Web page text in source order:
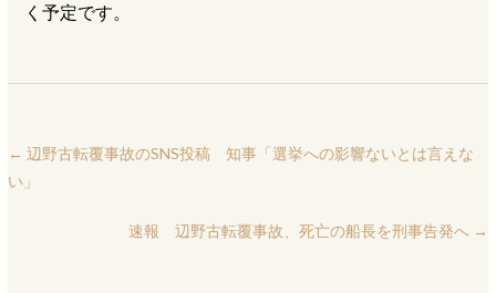
く予定です。
← 辺野古転覆事故のSNS投稿 知事「選挙への影響ないとは言えな
い」
速報 辺野古転覆事故、死亡の船長を刑事告発へ →